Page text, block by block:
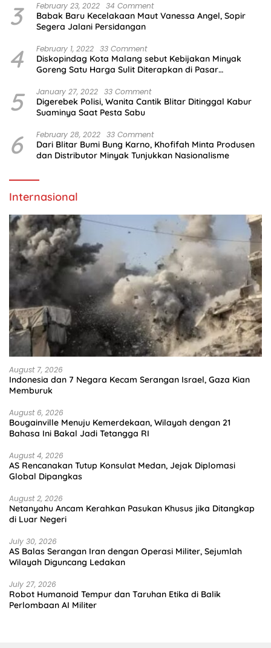
3 February 23, 2022 34 Comment
Babak Baru Kecelakaan Maut Vanessa Angel, Sopir
Segera Jalani Persidangan
4 February 1, 2022 33 Comment
Diskopindag Kota Malang sebut Kebijakan Minyak
Goreng Satu Harga Sulit Diterapkan di Pasar
5 January 27, 2022 33 Comment
Digerebek Polisi, Wanita Cantik Blitar Ditinggal Kabur
Suaminya Saat Pesta Sabu
6 February 28, 2022 33 Comment
Dari Blitar Bumi Bung Karno, Khofifah Minta Produsen
dan Distributor Minyak Tunjukkan Nasionalisme
Internasional
August 7, 2026
Indonesia dan 7 Negara Kecam Serangan Israel, Gaza Kian
Memburuk
August 6, 2026
Bougainville Menuju Kemerdekaan, Wilayah dengan 21
Bahasa Ini Bakal Jadi Tetangga RI
August 4, 2026
AS Rencanakan Tutup Konsulat Medan, Jejak Diplomasi
Global Dipangkas
August 2, 2026
Netanyahu Ancam Kerahkan Pasukan Khusus jika Ditangkap
di Luar Negeri
July 30, 2026
AS Balas Serangan Iran dengan Operasi Militer, Sejumlah
Wilayah Diguncang Ledakan
July 27, 2026
Robot Humanoid Tempur dan Taruhan Etika di Balik
Perlombaan AI Militer